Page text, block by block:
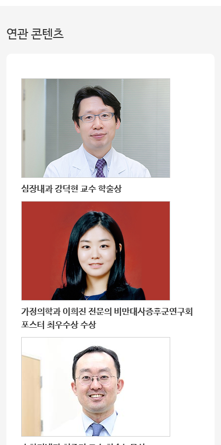
연관 콘텐츠
심장내과 강덕현 교수 학술상
가정의학과 이희진 전문의 비만대사증후군연구회
포스터 최우수상 수상